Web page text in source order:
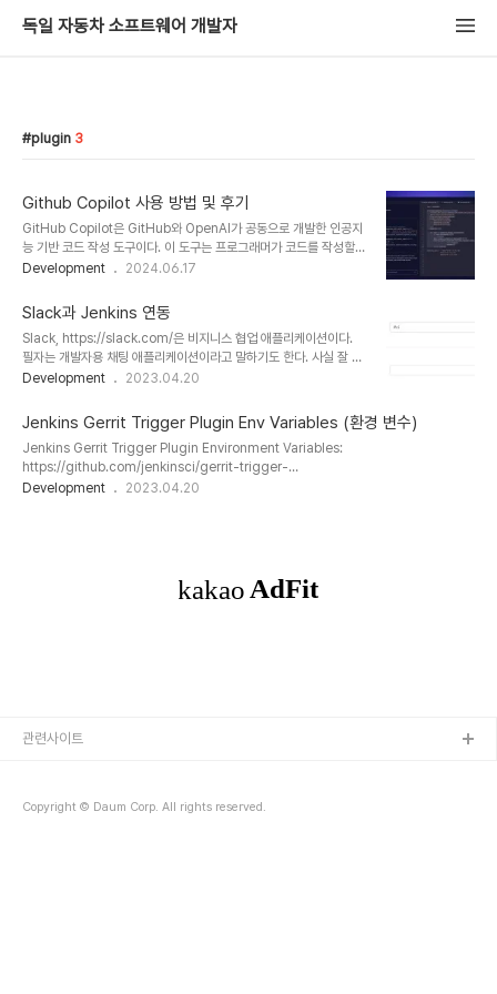
독일 자동차 소프트웨어 개발자
plugin 3
Github Copilot 사용 방법 및 후기
GitHub Copilot은 GitHub와 OpenAI가 공동으로 개발한 인공지
능 기반 코드 작성 도구이다. 이 도구는 프로그래머가 코드를 작성할
때 실시간으로 코드 제안을 제공하며, 자연어로 작성된 설명을 코드로
작성할 수 있으며, 반복적인 코딩 작업을 줄이고 창의적인 문제 해결에
더 많은 시간을 할애할 수 있다. Copilot은 Visual Studio Code
와 같은 IDE(통합 개발 환경)에서 사용 가능하며, 다양한 프로그래밍
언어를 지원한다.비용Copilot 개인 사용자 요금은 한달에 10달러이
고 30일 무료체험이 가능하다. 이후 정기 구독을 통해 계속 사용할 수
Development 2024.06.17
Slack과 Jenkins 연동
Slack, https://slack.com/은 비지니스 협업 애플리케이션이다.
필자는 개발자용 채팅 애플리케이션이라고 말하기도 한다. 사실 잘 모
르지만, 개발자들끼리 채팅을 할 때 유용한 기능이 많이 있어서 사용하
지속 통합 툴이라고 한다. 이 둘에 대한 자세한 설명은 블로그를 찾아
보기를 권장한다. 이글의 목적은 Slack과 Jenkins의 연동, 즉
Jenkins에서 실행한 것들에 대한 결과를 Slack의 특정 채널로 보내
주는 기능을 하도록 설정하는 방법이다. 필자는 Jenkins를 빌드 CI
용도로 사용하고, 빌드를 시작, 성공, 실패에 대한 메시지를 Slack을
Development 2023.04.20
Jenkins Gerrit Trigger Plugin Env Variables (환경 변수)
Jenkins Gerrit Trigger Plugin Environment Variables:
https://github.com/jenkinsci/gerrit-trigger-
plugin/blob/65135686c9657091dc000af3ee16a1b698742df7/src/mai
Development 2023.04.20
Copyright © Daum Corp. All rights reserved.
관련사이트